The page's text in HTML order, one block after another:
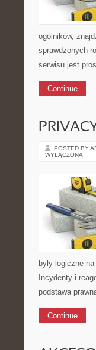
ogólników,
sprawdzonych
serwisu jest
Continue
POSTED BY
WYŁĄCZONA
były logiczne
Incydenty i
podstawa
Continue